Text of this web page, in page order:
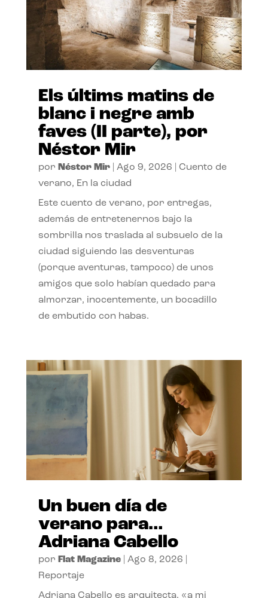
Els últims matins de
blanc i negre amb
faves (II parte), por
Néstor Mir
por Néstor Mir| Ago 9, 2026
Cuento de
verano, En la ciudad
Este cuento de verano, por entregas,
además de entretenernos bajo la
sombrilla nos traslada al subsuelo de la
ciudad siguiendo las desventuras
(porque aventuras, tampoco) de unos
amigos que solo habían quedado para
almorzar, inocentemente, un bocadillo
de embutido con habas.
Un buen día de
verano para…
Adriana Cabello
por Flat Magazine| Ago 8, 2026
Reportaje
Adriana Cabello es arquitecta, «a mi